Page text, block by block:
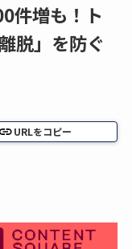
件増も！ト
脱」を防ぐ
URLをコピー